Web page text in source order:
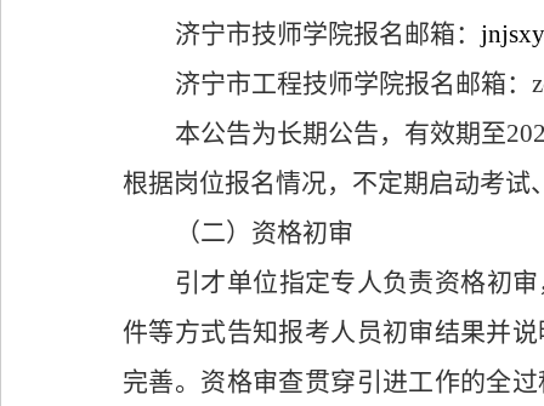
济宁市技师学院报名邮箱：
济宁市工程技师学院报名邮箱：
本公告为长期公告， 有效期至
根据岗位报名情况，不定期启动考试
（二） 资格初审
引才单位指定专人负责资格初
件等方式告知报考人员初审结果并
完善。资格审查贯穿引进工作的全